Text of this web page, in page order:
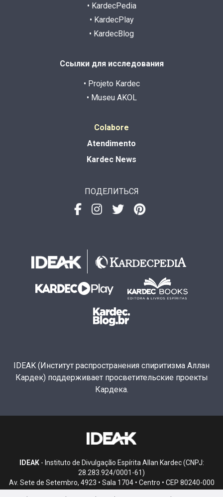
• KardecPedia
• KardecPlay
• KardecBlog
Ссылки для исследования
• Projeto Kardec
• Museu AKOL
Colabore
Atendimento
Kardec News
ПОДЕЛИТЬСЯ
IDEAK (Институт распространения спиритизма Аллан
Кардек) поддерживает просветительские проекты
Кардека.
IDEAK- Instituto de Divulgação Espírita Allan Kardec (CNPJ:
28.283.924/0001-61)
Av. Sete de Setembro, 4923 • Sala 1704 • Centro • CEP 80240-000